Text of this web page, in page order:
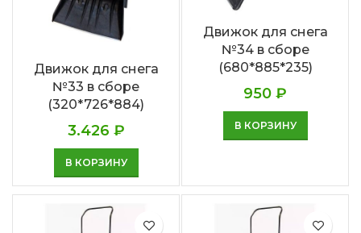
Движок для снега
№33 в сборе
(320*726*884)
3.426 ₽
В КОРЗИНУ
Движок для снега
№34 в сборе
(680*885*235)
950 ₽
В КОРЗИНУ